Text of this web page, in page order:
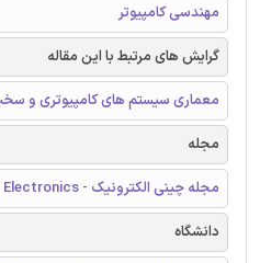
مهندسی کامپیوتر
گرایش های مرتبط با این مقاله
معماری سیستم های کامپیوتری و سخت
مجله
مجله چینی الکترونیک - Chinese Journal of Electronics
دانشگاه